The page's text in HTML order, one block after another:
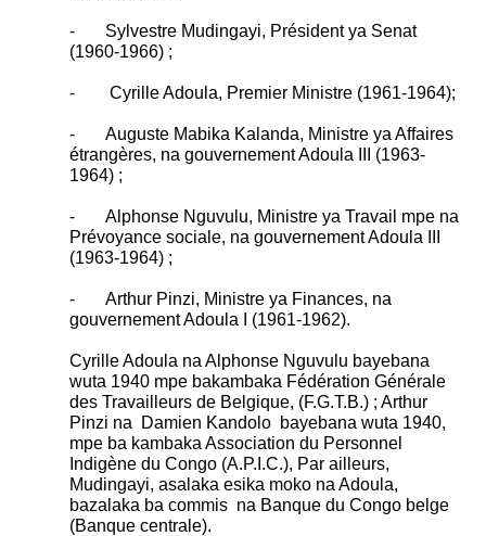
- Sylvestre Mudingayi, Président ya Senat
(1960-1966) ;
- Cyrille Adoula, Premier Ministre (1961-1964);
- Auguste Mabika Kalanda, Ministre ya Affaires
étrangères, na gouvernement Adoula III (1963-
1964) ;
- Alphonse Nguvulu, Ministre ya Travail mpe na
Prévoyance sociale, na gouvernement Adoula III
(1963-1964) ;
- Arthur Pinzi, Ministre ya Finances, na
gouvernement Adoula I (1961-1962).
Cyrille Adoula na Alphonse Nguvulu bayebana
wuta 1940 mpe bakambaka Fédération Générale
des Travailleurs de Belgique, (F.G.T.B.) ; Arthur
Pinzi na Damien Kandolo bayebana wuta 1940,
mpe ba kambaka Association du Personnel
Indigène du Congo (A.P.I.C.), Par ailleurs,
Mudingayi, asalaka esika moko na Adoula,
bazalaka ba commis na Banque du Congo belge
(Banque centrale).